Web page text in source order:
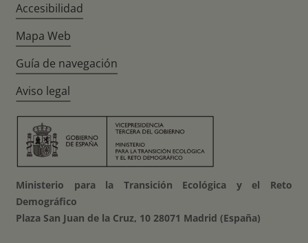
Accesibilidad
Mapa Web
Guía de navegación
Aviso legal
Ministerio para la Transición Ecológica y el Reto
Demográfico
Plaza San Juan de la Cruz, 10 28071 Madrid (España)